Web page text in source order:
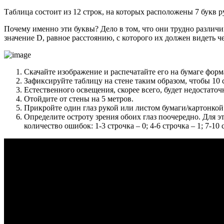
Таблица состоит из 12 строк, на которых расположены 7
Почему именно эти буквы? Дело в том, что они трудно
значение D, равное расстоянию, с которого их должен видеть
Скачайте изображение и распечатайте его на бумаге
Зафиксируйте таблицу на стене таким образом, чтобы 10
Естественного освещения, скорее всего, будет
Отойдите от стены на 5 метров.
Прикройте один глаз рукой или листом бумаги/
Определите остроту зрения обоих глаз поочередно. Для
количество ошибок: 1-3 строчка – 0; 4-6 строчка – 1; 7-